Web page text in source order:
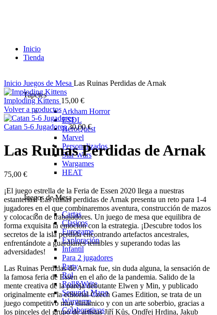
Inicio
Tienda
Tapetes
Arkham Horror
ESDL
HeroQuest
Marvel
Personalizados
Star Wars
Wargames
HEAT
Juegos de Mesa
Cartas
Clasicos
Eurogame
Exploración
Infantil
Para 2 jugadores
Party
Rol
Roll&Write
Segunda Mano
Wargame
Colaborativos
Inicio Juegos de Mesa Las Ruinas Perdidas de Arnak
Imploding Kittens 15,00 €
Volver a productos
Catan 5-6 Jugadores30,00€
Las Ruinas Perdidas de Arnak
75,00 €
¡El juego estrella de la Feria de Essen 2020 llega a nuestras
estanterías! Las ruinas perdidas de Arnak presenta un reto para 1-4
jugadores en el que combinaremos aventura, construcción de mazos
y colocación de trabajadores. Un juego de mesa que equilibra de
forma exquisita la emoción con la estrategia. ¡Descubre todos los
secretos de la isla perdida encontrando artefactos ancestrales,
enfrentándote a guardianes temibles y superando todas las
adversidades!
Las Ruinas Perdidas de Arnak fue, sin duda alguna, la sensación de
la famosa feria de Essen en el año de la pandemia. Salido de la
mente creativa de la pareja debutante Elwen y Min, y publicado
originalmente en la editorial Czech Games Edition, se trata de un
juego competitivo muy dinámico y con un arte soberbio, gracias a
los pinceles del grupo de artistas Jiří Kůs, Ondřej Hrdina, Jakub